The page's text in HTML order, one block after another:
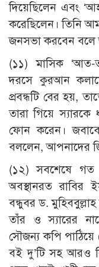
দিয়েছিলেন এবং
করেছিলেন। তিনি
জনসভা করবেন বলে
(১১) মাসিক ‘আত-
দরসে কুরআন কলামে
প্রবন্ধটি বের হয়,
তারা গিয়ে
ফোন করেন।
বললেন, আপনাদের
(১২) সবশেষে গত
অবস্থানরত রাবির
বন্ধুবর ড.
তাঁর ও স্যারের
সৌজন্য কপি পাঠিয়ে
বই দু’টি সহ আরও